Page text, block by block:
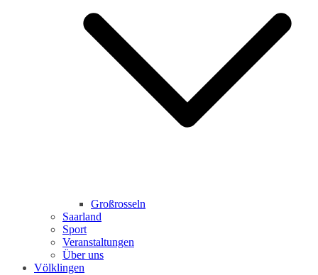
Großrosseln
Saarland
Sport
Veranstaltungen
Über uns
Völklingen